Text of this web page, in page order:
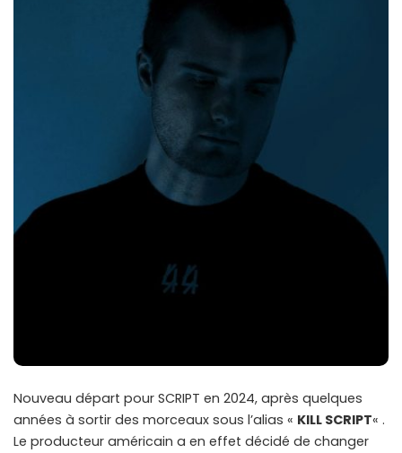
Nouveau départ pour SCRIPT en 2024, après quelques
années à sortir des morceaux sous l’alias « KILL SCRIPT« .
Le producteur américain a en effet décidé de changer